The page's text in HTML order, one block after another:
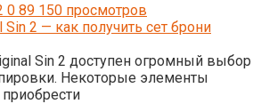
0 89 150 просмотров
Sin 2 — как получить сет брони
Sin 2 доступен огромный выбор
Некоторые элементы